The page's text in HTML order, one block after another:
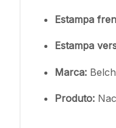
Estampa
Estampa
Marca:
Produto: